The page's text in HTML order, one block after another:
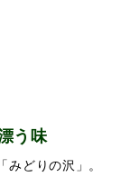
う味
どりの沢」。